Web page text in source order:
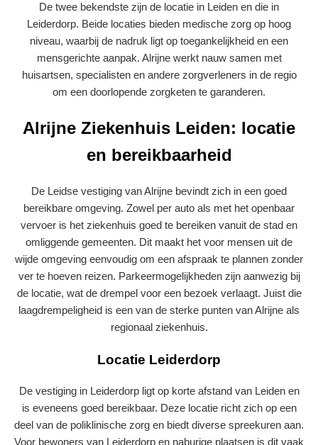
De twee bekendste zijn de locatie in Leiden en die in
Leiderdorp. Beide locaties bieden medische zorg op hoog
niveau, waarbij de nadruk ligt op toegankelijkheid en een
mensgerichte aanpak. Alrijne werkt nauw samen met
huisartsen, specialisten en andere zorgverleners in de regio
om een doorlopende zorgketen te garanderen.
Alrijne Ziekenhuis Leiden: locatie
en bereikbaarheid
De Leidse vestiging van Alrijne bevindt zich in een goed
bereikbare omgeving. Zowel per auto als met het openbaar
vervoer is het ziekenhuis goed te bereiken vanuit de stad en
omliggende gemeenten. Dit maakt het voor mensen uit de
wijde omgeving eenvoudig om een afspraak te plannen zonder
ver te hoeven reizen. Parkeermogelijkheden zijn aanwezig bij
de locatie, wat de drempel voor een bezoek verlaagt. Juist die
laagdrempeligheid is een van de sterke punten van Alrijne als
regionaal ziekenhuis.
Locatie Leiderdorp
De vestiging in Leiderdorp ligt op korte afstand van Leiden en
is eveneens goed bereikbaar. Deze locatie richt zich op een
deel van de poliklinische zorg en biedt diverse spreekuren aan.
Voor bewoners van Leiderdorp en naburige plaatsen is dit vaak